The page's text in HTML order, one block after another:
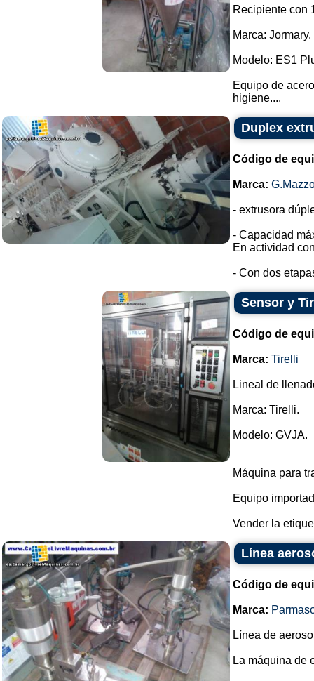
Recipiente con
Marca: Jormary.
Modelo: ES1
Equipo de
higiene....
Duplex
Código de
Marca:
- extrusora
- Capacidad
En actividad
- Con dos
Sensor y
Código de
Marca: Tirelli
Lineal de
Marca: Tirelli.
Modelo: GVJA.
Máquina para
Equipo
Vender la
Línea
Código de
Marca:
Línea de
La máquina de